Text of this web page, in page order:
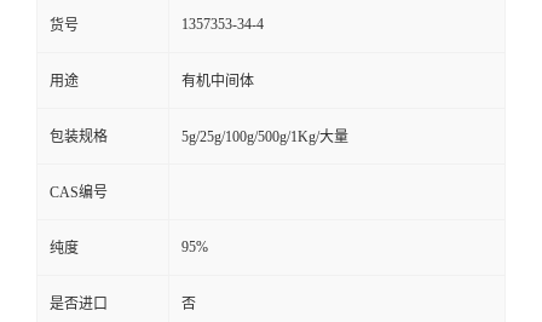
货号 1357353-34-4
用途 有机中间体
包装规格 5g/25g/100g/500g/1Kg/大量
CAS编号
纯度 95%
是否进口 否